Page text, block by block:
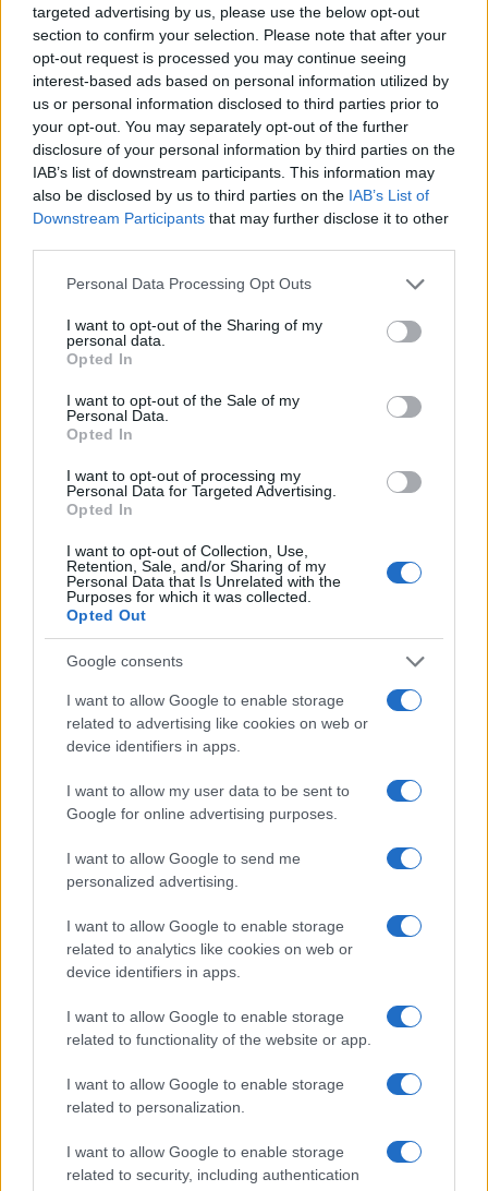
targeted advertising by us, please use the below opt-out
section to confirm your selection. Please note that after your
opt-out request is processed you may continue seeing
interest-based ads based on personal information utilized by
us or personal information disclosed to third parties prior to
your opt-out. You may separately opt-out of the further
disclosure of your personal information by third parties on the
IAB’s list of downstream participants. This information may
also be disclosed by us to third parties on the IAB’s List of
Downstream Participants that may further disclose it to other
Please note that this website/app uses one or more Google
not limited to your visit or usage behaviour. You may click to
grant or deny consent to Google and its third-party tags to
use your data for below specified purposes in below Google
consent section.
Personal Data Processing Opt Outs
I want to opt-out of the Sharing of my
personal data.
Opted In
I want to opt-out of the Sale of my
Personal Data.
Opted In
I want to opt-out of processing my
Personal Data for Targeted Advertising.
Opted In
I want to opt-out of Collection, Use,
Retention, Sale, and/or Sharing of my
Personal Data that Is Unrelated with the
Purposes for which it was collected.
Opted Out
Google consents
I want to allow Google to enable storage
related to advertising like cookies on web or
device identifiers in apps.
I want to allow my user data to be sent to
Google for online advertising purposes.
I want to allow Google to send me
personalized advertising.
I want to allow Google to enable storage
related to analytics like cookies on web or
device identifiers in apps.
I want to allow Google to enable storage
related to functionality of the website or app.
I want to allow Google to enable storage
related to personalization.
I want to allow Google to enable storage
related to security, including authentication
¿Quién es Chad Boyce?: cómo murió
durante la serie Los 100
La biografía de Chad Boyce que había muerto…
Hijo de Javier Gutiérrez: un campeón con
capacidades especiales
GENTE
Bárbara Rey sobre su asistencia al
Bárbara Rey ha asegurado a Isabel Rábago, que…